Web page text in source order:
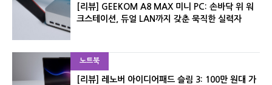
[리뷰] GEEKOM A8 MAX 미니 PC: 손바닥 위 워
크스테이션, 듀얼 LAN까지 갖춘 묵직한 실력자
노트북
[리뷰] 레노버 아이디어패드 슬림 3: 100만 원대 가